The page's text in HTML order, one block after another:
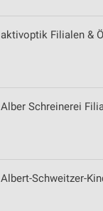
aktivoptik Filialen &
Alber Schreinerei
Albert-Schweitzer-